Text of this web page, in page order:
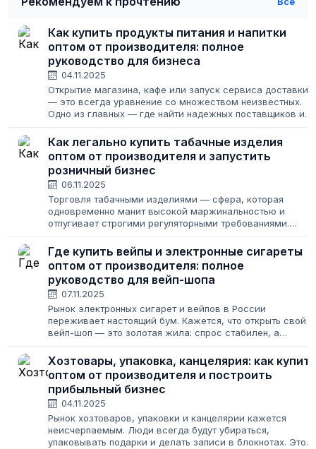
Как купить продукты питания и напитки
оптом от производителя: полное
руководство для бизнеса
04.11.2025
Открытие магазина, кафе или запуск сервиса доставки
— это всегда уравнение со множеством неизвестных.
Одно из главных — где найти надежных поставщиков и
бизнес приносил прибыль....
Как легально купить табачные изделия
оптом от производителя и запустить
розничный бизнес
06.11.2025
Торговля табачными изделиями — сфера, которая
одновременно манит высокой маржинальностью и
отпугивает строгими регуляторными требованиями.
изделий остается стабильным, а новые виды...
Где купить вейпы и электронные сигареты
оптом от производителя: полное
руководство для вейп-шопа
07.11.2025
Рынок электронных сигарет и вейпов в России
переживает настоящий бум. Кажется, что открыть свой
вейп-шоп — это золотая жила: спрос стабилен, а
фасадом ароматного пара скрываются нюансы:...
Хозтовары, упаковка, канцелярия: как
оптом от производителя и построить
прибыльный бизнес
04.11.2025
Рынок хозтоваров, упаковки и канцелярии кажется
неисчерпаемым. Люди всегда будут убираться,
упаковывать подарки и делать записи в блокнотах. Это